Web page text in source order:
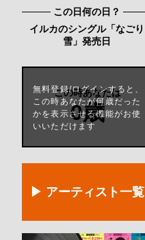
この日何の日？
イルカのシングル「なごり
雪」発売日
この時あなたは
0歳
無料登録/ログインすると、
この時あなたが何歳だった
かを表示させる機能がお使
いいただけます
▶ アーティスト一覧